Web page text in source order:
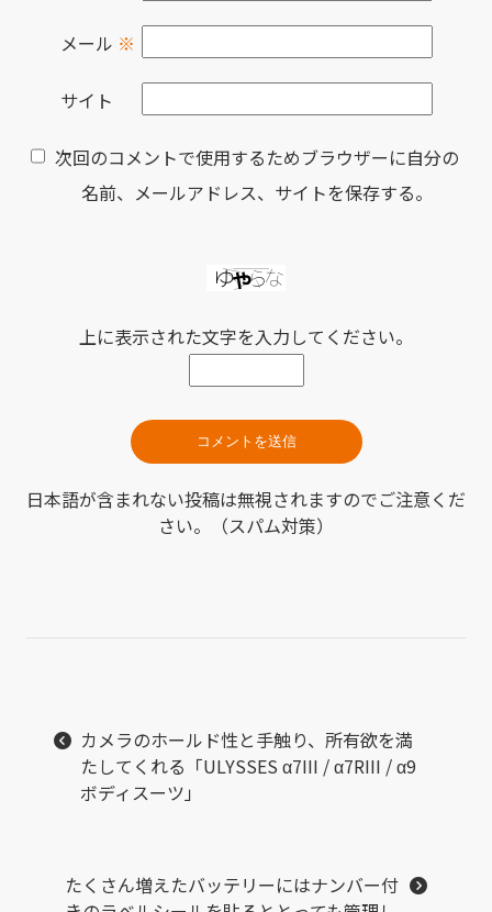
メール ※
サイト
次回のコメントで使用するためブラウザーに自分の
名前、メールアドレス、サイトを保存する。
上に表示された文字を入力してください。
日本語が含まれない投稿は無視されますのでご注意くだ
さい。（スパム対策）
カメラのホールド性と手触り、所有欲を満
たしてくれる「ULYSSES α7III / α7RIII / α9
ボディスーツ」
たくさん増えたバッテリーにはナンバー付